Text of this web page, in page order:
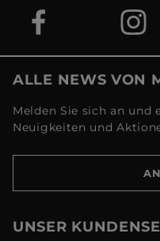
ALLE NEWS VON
Melden Sie sich an und
Neuigkeiten und
UNSER